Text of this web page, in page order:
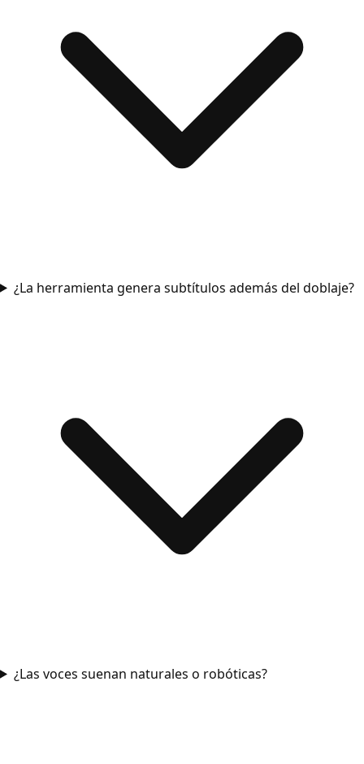
¿La herramienta genera subtítulos además del doblaje?
¿Las voces suenan naturales o robóticas?